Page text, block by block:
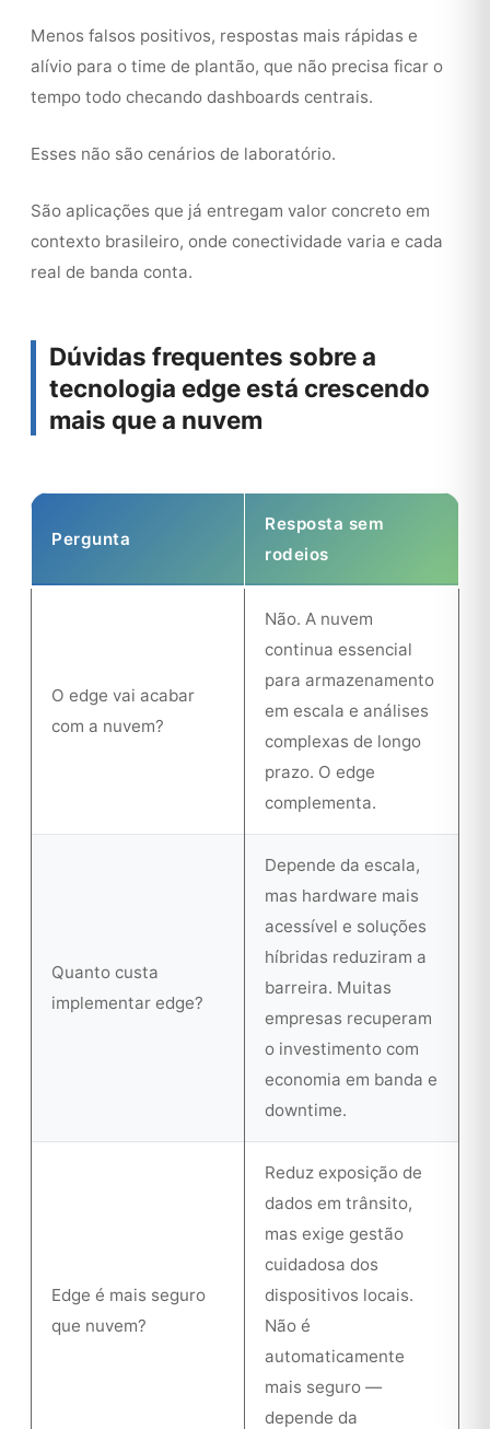
Menos falsos positivos, respostas mais rápidas e
alívio para o time de plantão, que não precisa ficar o
tempo todo checando dashboards centrais.
Esses não são cenários de laboratório.
São aplicações que já entregam valor concreto em
contexto brasileiro, onde conectividade varia e cada
real de banda conta.
Dúvidas frequentes sobre a
tecnologia edge está crescendo
mais que a nuvem
Pergunta
Resposta sem
rodeios
O edge vai acabar
com a nuvem?
Não. A nuvem
continua essencial
para armazenamento
em escala e análises
complexas de longo
prazo. O edge
complementa.
Quanto custa
implementar edge?
Depende da escala,
mas hardware mais
acessível e soluções
híbridas reduziram a
barreira. Muitas
empresas recuperam
o investimento com
economia em banda e
downtime.
Edge é mais seguro
que nuvem?
Reduz exposição de
dados em trânsito,
mas exige gestão
cuidadosa dos
dispositivos locais.
Não é
automaticamente
mais seguro —
depende da